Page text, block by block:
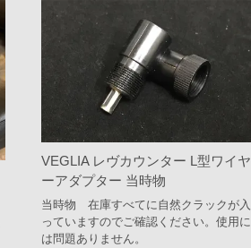
VEGLIA レヴカウンター L型ワイヤ
ーアダプター 当時物
当時物 在庫すべてに自然クラックが入
っていますのでご確認ください。使用に
は問題ありません。